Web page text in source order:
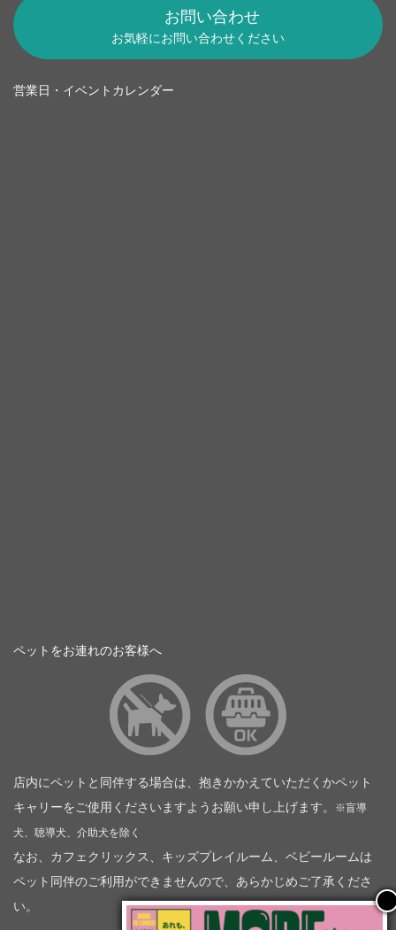
お問い合わせ
お気軽にお問い合わせください
営業日・イベントカレンダー
ペットをお連れのお客様へ
店内にペットと同伴する場合は、抱きかかえていただくかペット
キャリーをご使用くださいますようお願い申し上げます。
※盲導
犬、聴導犬、介助犬を除く
なお、カフェクリックス、キッズプレイルーム、ベビールームは
ペット同伴のご利用ができませんので、あらかじめご了承くださ
い。